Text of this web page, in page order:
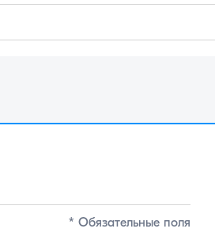
* Обязательные поля